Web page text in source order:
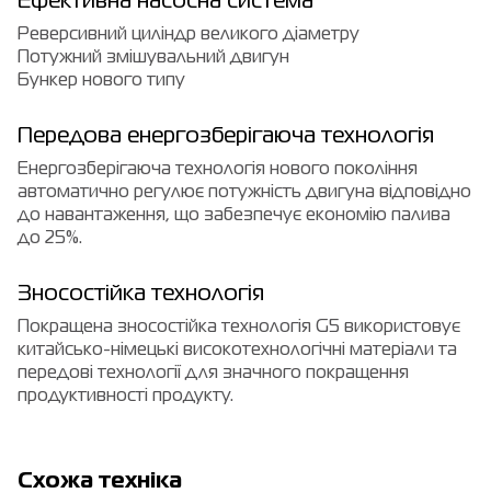
Реверсивний циліндр великого діаметру
Потужний змішувальний двигун
Бункер нового типу
Передова енергозберігаюча технологія
Енергозберігаюча технологія нового покоління
автоматично регулює потужність двигуна відповідно
до навантаження, що забезпечує економію палива
до 25%.
Зносостійка технологія
Покращена зносостійка технологія G5 використовує
китайсько-німецькі високотехнологічні матеріали та
передові технології для значного покращення
продуктивності продукту.
Cхожа техніка